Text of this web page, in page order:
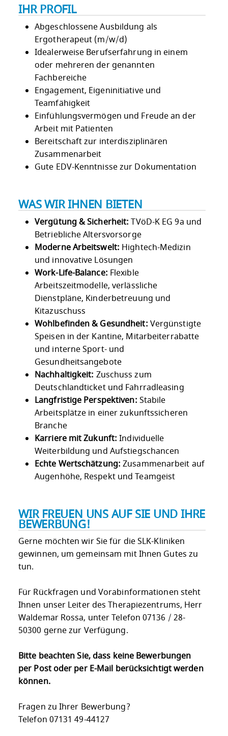
IHR PROFIL
Abgeschlossene Ausbildung als
Ergotherapeut (m/w/d)
Idealerweise Berufserfahrung in einem
oder mehreren der genannten
Fachbereiche
Engagement, Eigeninitiative und
Teamfähigkeit
Einfühlungsvermögen und Freude an der
Arbeit mit Patienten
Bereitschaft zur interdisziplinären
Zusammenarbeit
Gute EDV-Kenntnisse zur Dokumentation
WAS WIR IHNEN BIETEN
Vergütung & Sicherheit: TVöD-K EG 9a und
Betriebliche Altersvorsorge
Moderne Arbeitswelt: Hightech-Medizin
und innovative Lösungen
Work-Life-Balance: Flexible
Arbeitszeitmodelle, verlässliche
Dienstpläne, Kinderbetreuung und
Kitazuschuss
Wohlbefinden & Gesundheit: Vergünstigte
Speisen in der Kantine, Mitarbeiterrabatte
und interne Sport- und
Gesundheitsangebote
Nachhaltigkeit: Zuschuss zum
Deutschlandticket und Fahrradleasing
Langfristige Perspektiven: Stabile
Arbeitsplätze in einer zukunftssicheren
Branche
Karriere mit Zukunft:Individuelle
Weiterbildung und Aufstiegschancen
Echte Wertschätzung: Zusammenarbeit auf
Augenhöhe, Respekt und Teamgeist
WIR FREUEN UNS AUF SIE UND IHRE
BEWERBUNG!
Gerne möchten wir Sie für die SLK-Kliniken
gewinnen, um gemeinsam mit Ihnen Gutes zu
tun.
Für Rückfragen und Vorabinformationen steht
Ihnen unser Leiter des Therapiezentrums, Herr
Waldemar Rossa, unter Telefon 07136 / 28-
50300 gerne zur Verfügung.
Bitte beachten Sie, dass keine Bewerbungen
per Post oder per E-Mail berücksichtigt werden
können.
Fragen zu Ihrer Bewerbung?
Telefon 07131 49-44127